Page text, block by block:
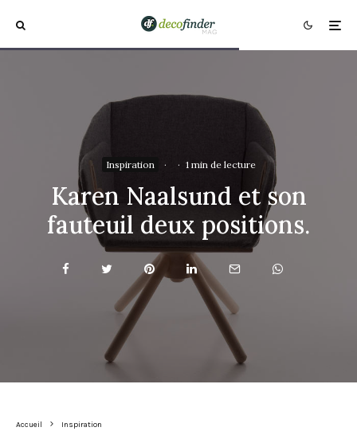
Inspiration · · 1 min de lecture
Karen Naalsund et son
fauteuil deux positions.
Accueil Inspiration